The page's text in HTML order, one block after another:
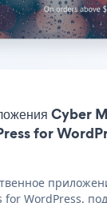
for
for WordPress,